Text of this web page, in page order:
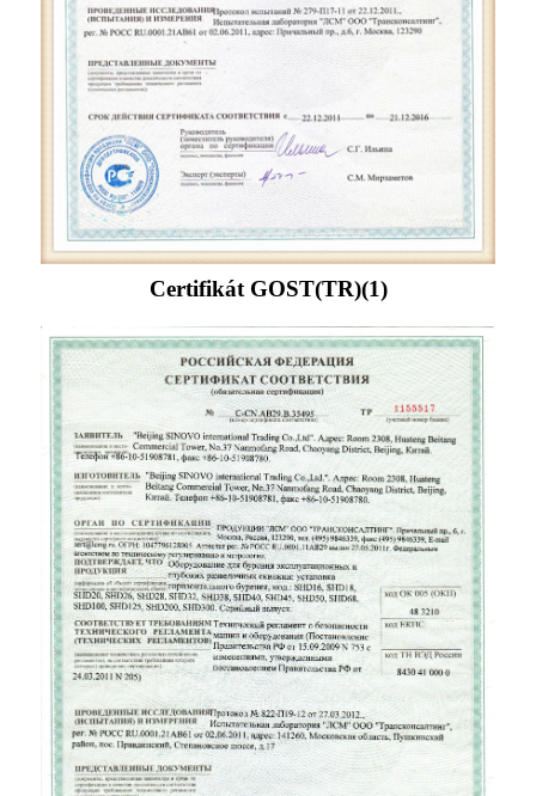
Certifikát GOST(TR)(1)